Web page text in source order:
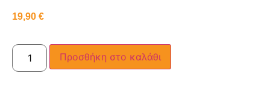
19,90 €
Προσθήκη στο καλάθι